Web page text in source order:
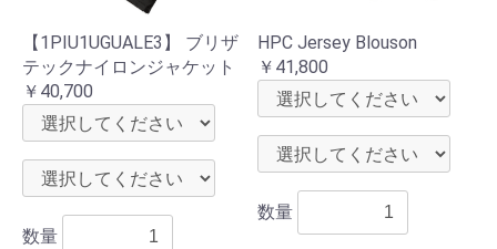
【1PIU1UGUALE3】 ブリザ
テックナイロンジャケット
￥40,700
数量
HPC Jersey Blouson
￥41,800
数量